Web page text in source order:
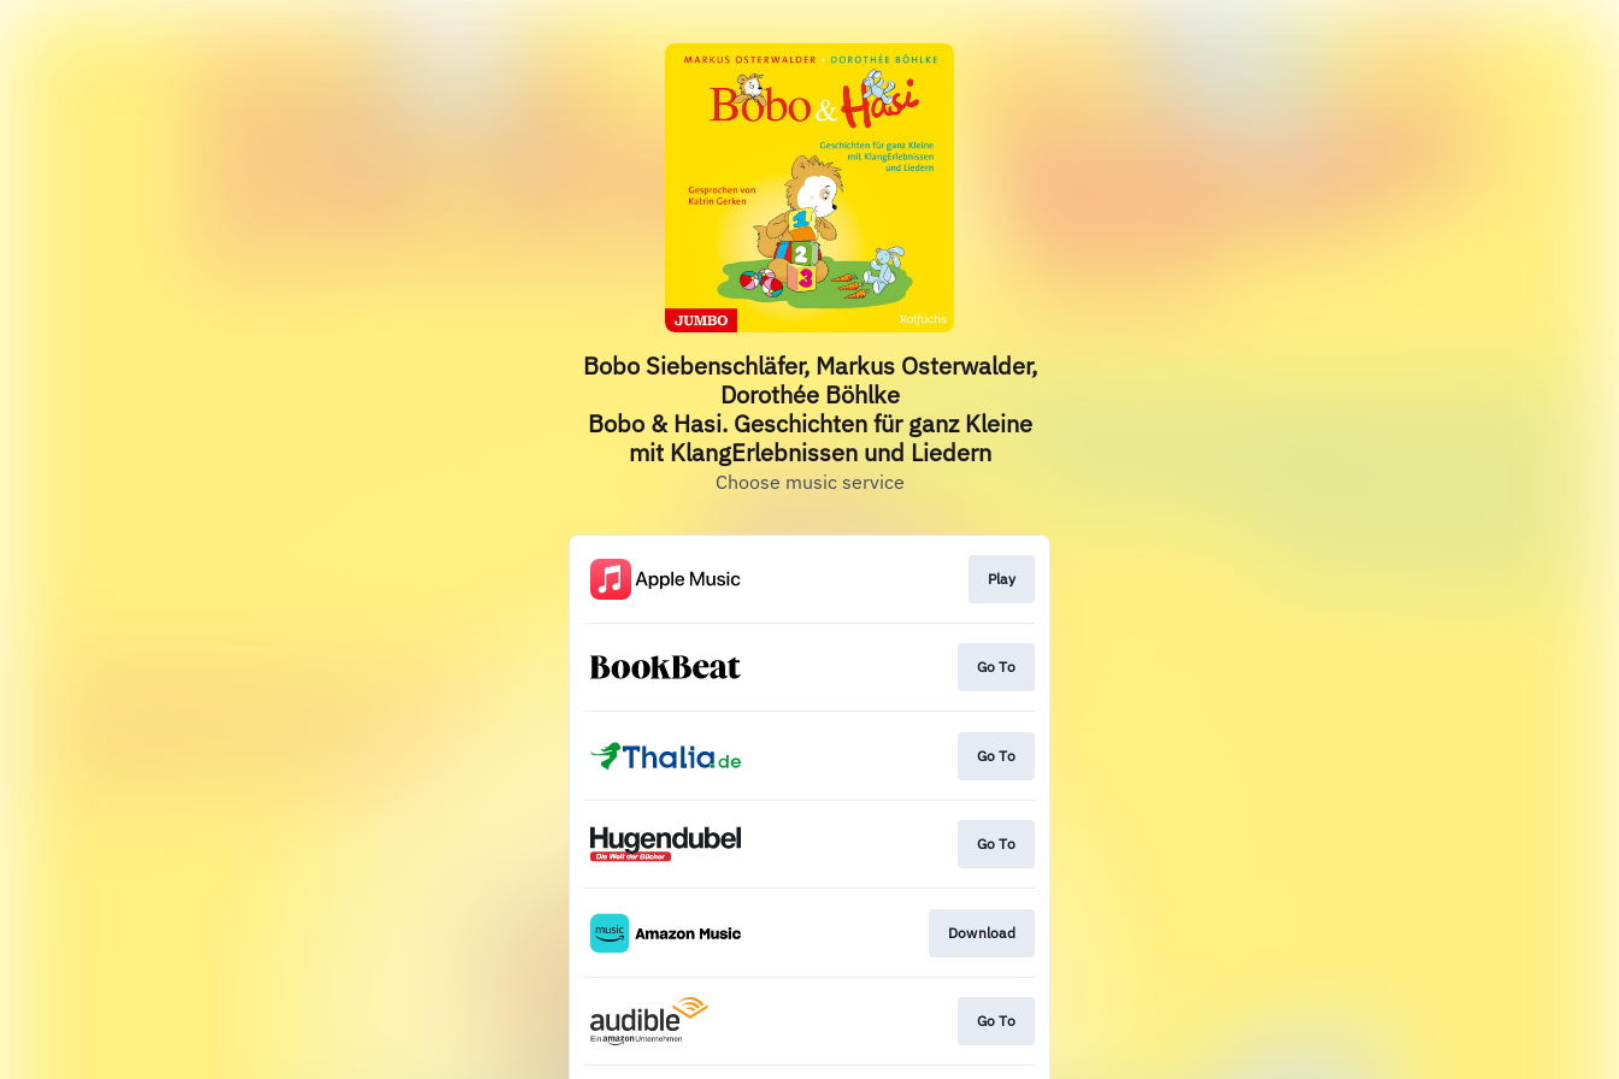
Bobo Siebenschläfer, Markus Osterwalder,
Dorothée Böhlke
Bobo & Hasi. Geschichten für ganz Kleine
mit KlangErlebnissen und Liedern
Choose music service
Play
Go To
Go To
Go To
Download
Go To